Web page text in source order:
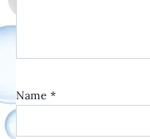
Name *